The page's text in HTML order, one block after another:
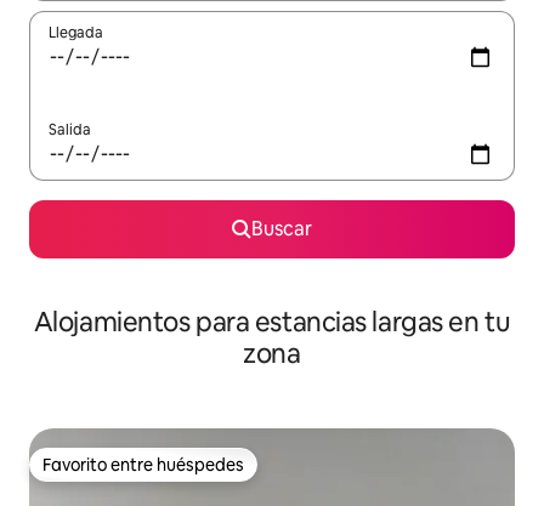
Llegada
Salida
Buscar
Alojamientos para estancias largas en tu
zona
Favorito entre huéspedes
Favorito entre huéspedes